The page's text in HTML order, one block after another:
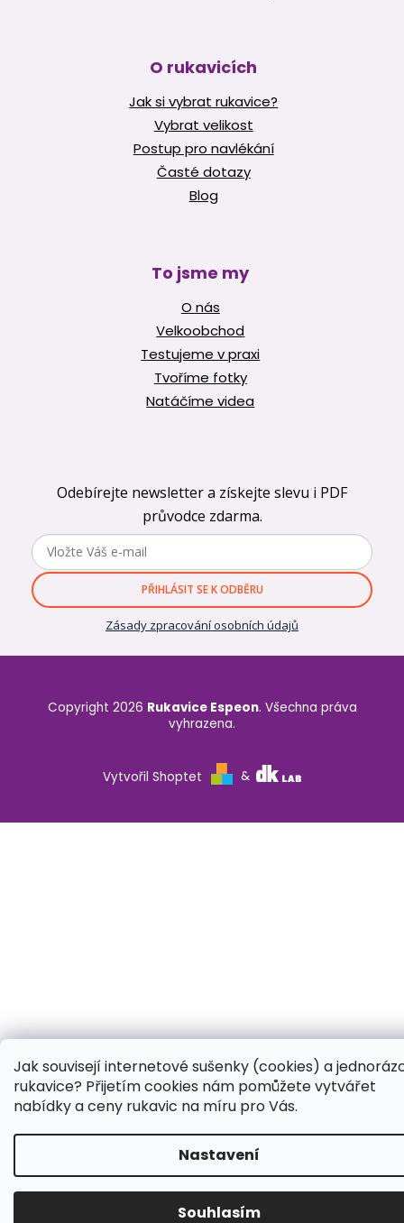
Jak souvisejí internetové sušenky (cookies) a
rukavice? Přijetím cookies nám pomůžete vytvářet
nabídky a ceny rukavic na míru pro Vás.
Nastavení
Souhlasím
O rukavicích
Jak si vybrat rukavice?
Vybrat velikost
Postup pro navlékání
Časté dotazy
Blog
To jsme my
O nás
Velkoobchod
Testujeme v praxi
Tvoříme fotky
Natáčíme videa
Odebírejte newsletter a získejte slevu i PDF
průvodce zdarma.
PŘIHLÁSIT SE K ODBĚRU
Zásady zpracování osobních údajů
Vytvořil Shoptet &
Copyright 2026 Rukavice Espeon. Všechna práva
vyhrazena.